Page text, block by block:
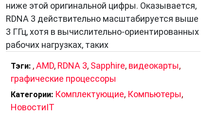
ниже этой оригинальной цифры. Оказывается,
RDNA 3 действительно масштабируется выше
3 ГГц, хотя в вычислительно-ориентированных
рабочих нагрузках, таких
Тэги: ,AMD, RDNA 3, Sapphire, видеокарты,
графические процессоры
Категории: Комплектующие, Компьютеры,
НовостиIT